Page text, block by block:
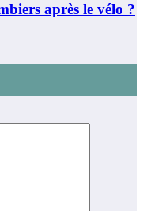
après le vélo ?